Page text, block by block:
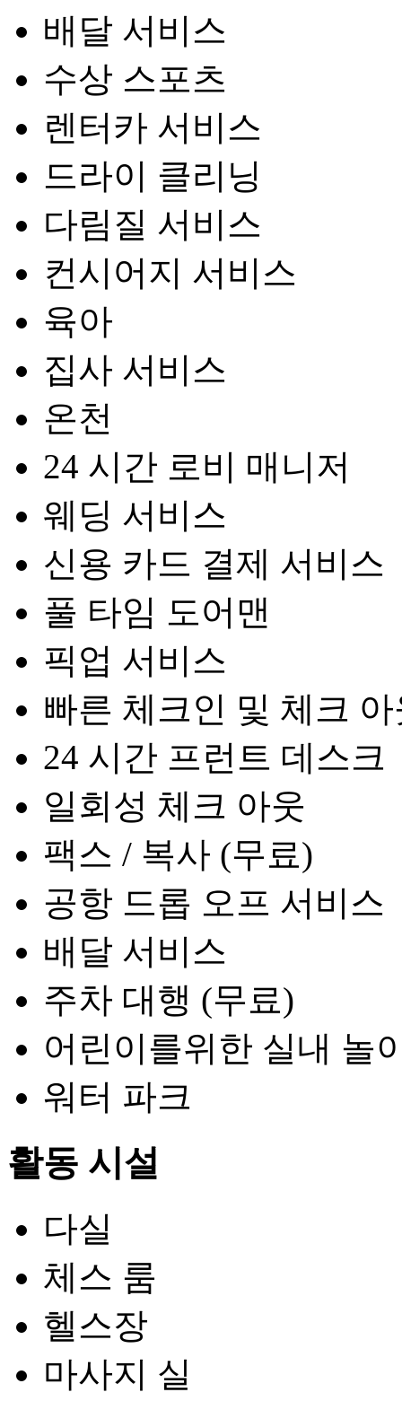
배달 서비스
수상 스포츠
렌터카 서비스
드라이 클리닝
다림질 서비스
컨시어지 서비스
육아
집사 서비스
온천
24 시간 로비 매니저
웨딩 서비스
신용 카드 결제 서비스
풀 타임 도어맨
픽업 서비스
빠른 체크인 및 체크
24 시간 프런트 데스크
일회성 체크 아웃
팩스 / 복사 (무료)
공항 드롭 오프 서비스
배달 서비스
주차 대행 (무료)
어린이를위한 실내 놀
워터 파크
활동 시설
다실
체스 룸
헬스장
마사지 실